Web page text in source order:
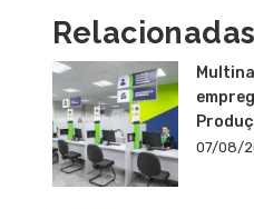
Relacionadas
07/08/